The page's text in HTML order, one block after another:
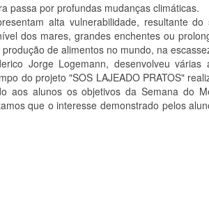
passa por profundas mudanças climáticas.
alta vulnerabilidade, resultante
dos mares, grandes enchentes ou
de alimentos no mundo, na
Jorge Logemann, desenvolveu várias
do projeto "SOS LAJEADO PRATOS"
aos alunos os objetivos da Semana do
que o interesse demonstrado pelos